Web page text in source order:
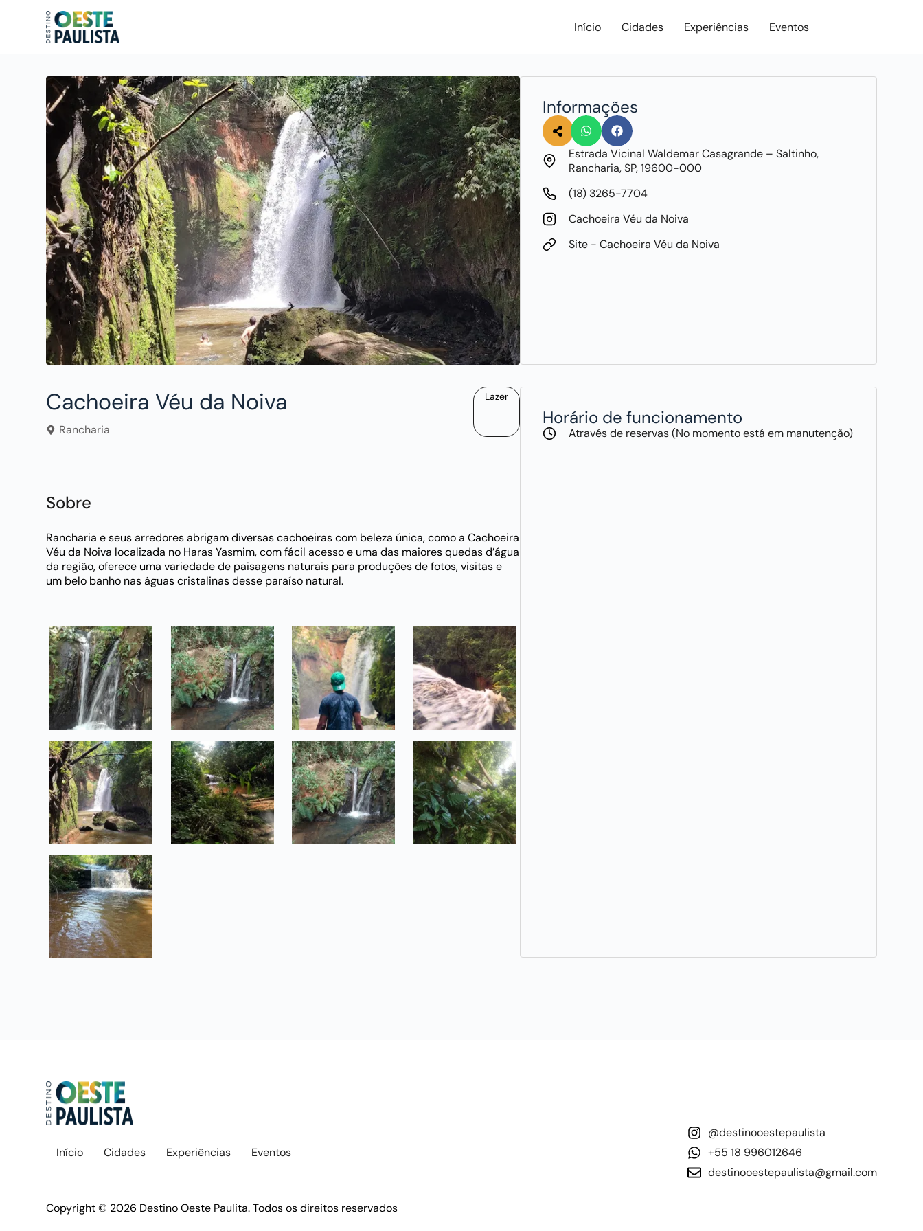
Início Cidades Experiências Eventos
Informações
Estrada Vicinal Waldemar Casagrande – Saltinho,
Rancharia, SP, 19600-000
(18) 3265-7704
Cachoeira Véu da Noiva
Site - Cachoeira Véu da Noiva
Cachoeira Véu da Noiva
Rancharia
Lazer
Sobre
Rancharia e seus arredores abrigam diversas cachoeiras com beleza única, como a Cachoeira
Véu da Noiva localizada no Haras Yasmim, com fácil acesso e uma das maiores quedas d’água
da região, oferece uma variedade de paisagens naturais para produções de fotos, visitas e
um belo banho nas águas cristalinas desse paraíso natural.
Horário de funcionamento
Através de reservas (No momento está em manutenção)
Início Cidades Experiências Eventos
@destinooestepaulista
+55 18 996012646
destinooestepaulista@gmail.com
Copyright © 2026 Destino Oeste Paulita. Todos os direitos reservados